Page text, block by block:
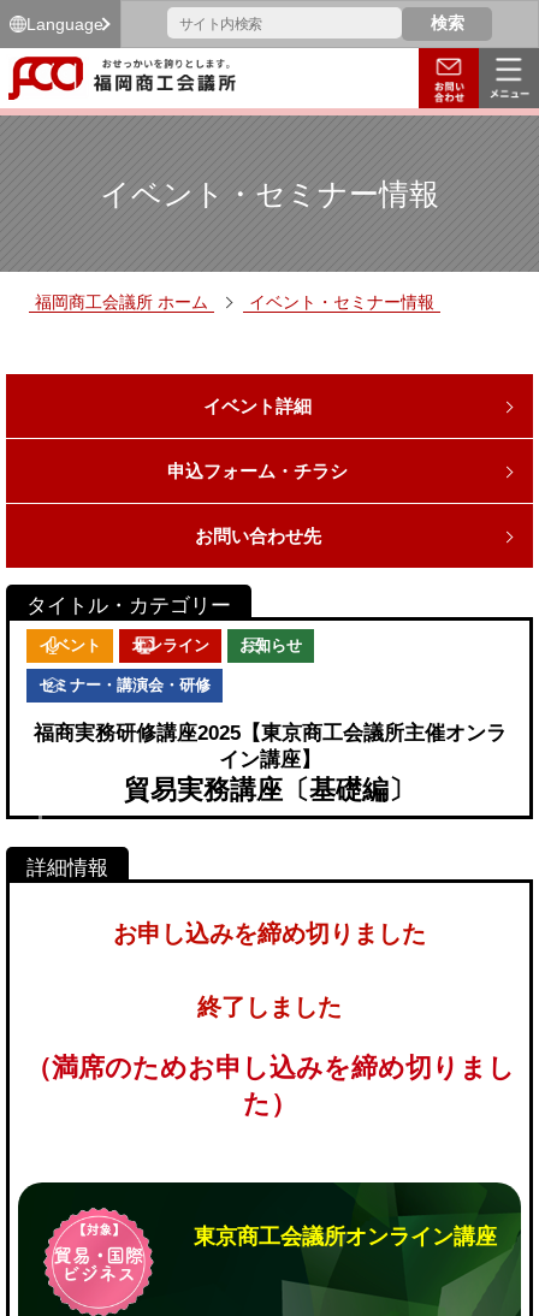
Language
イベント・セミナー情報
福岡商工会議所 ホーム イベント・セミナー情報
イベント詳細
申込フォーム・チラシ
お問い合わせ先
イベント オンライン お知らせ
セミナー・講演会・研修
福商実務研修講座2025【東京商工会議所主催オンラ
イン講座】
貿易実務講座〔基礎編〕
お申し込みを締め切りました
終了しました
（満席のためお申し込みを締め切りまし
た）
東京商工会議所オンライン講座